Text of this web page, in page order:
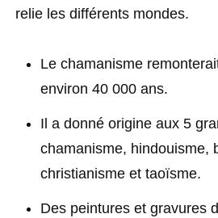
relie les différents mondes.
Le chamanisme
environ 40 000 ans.
Il a donné origine aux 5
chamanisme, hindouisme,
christianisme et taoïsme.
Des peintures et gravures